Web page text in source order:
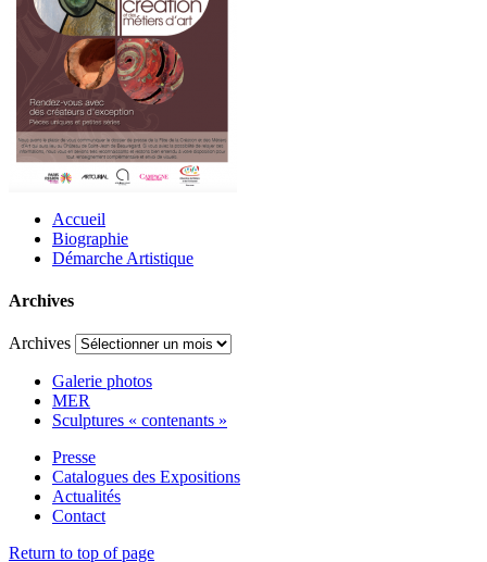
Accueil
Biographie
Démarche Artistique
Archives
Archives
Galerie photos
MER
Sculptures « contenants »
Presse
Catalogues des Expositions
Actualités
Contact
Return to top of page